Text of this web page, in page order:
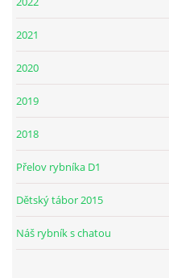
2021
2020
2019
2018
Přelov rybníka D1
Dětský tábor 2015
Náš rybník s chatou